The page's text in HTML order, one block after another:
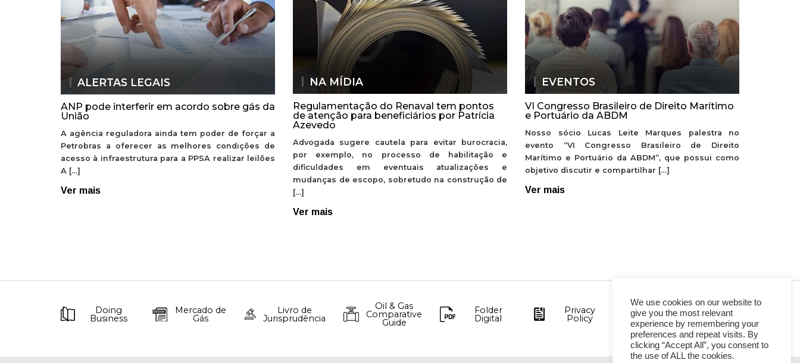
ALERTAS LEGAIS
ANP pode interferir em acordo sobre gás da
União
A agência reguladora ainda tem poder de forçar a
Petrobras a oferecer as melhores condições de
acesso à infraestrutura para a PPSA realizar leilões
A […]
Ver mais
NA MÍDIA
Regulamentação do Renaval tem pontos
de atenção para beneficiários por Patrícia
Azevedo
Advogada sugere cautela para evitar burocracia,
por exemplo, no processo de habilitação e
dificuldades em eventuais atualizações e
mudanças de escopo, sobretudo na construção de
[…]
Ver mais
EVENTOS
VI Congresso Brasileiro de Direito Marítimo
e Portuário da ABDM
Nosso sócio Lucas Leite Marques palestra no
evento “VI Congresso Brasileiro de Direito
Marítimo e Portuário da ABDM”, que possui como
objetivo discutir e compartilhar […]
Ver mais
Doing
Business
Mercado de
Gás
Livro de
Jurisprudência
Oil & Gas
Comparative
Guide
Folder
Digital
Privacy
Policy
We use cookies on our website to
give you the most relevant
experience by remembering your
preferences and repeat visits. By
clicking “Accept All”, you consent to
the use of ALL the cookies.